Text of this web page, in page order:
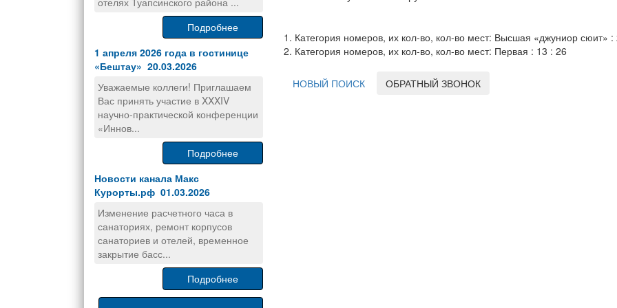
Подробнее
1 апреля 2026 года в гостинице
«Бештау» 20.03.2026
Уважаемые коллеги! Приглашаем
Вас принять участие в XXXIV
научно-практической конференции
«Иннов...
Подробнее
Новости канала Макс
Курорты.рф 01.03.2026
Изменение расчетного часа в
санаториях, ремонт корпусов
санаториев и отелей, временное
закрытие басс...
Подробнее
1. Категория номеров, их кол-во, кол-во мест: Высшая «джуниор сюит» :
2. Категория номеров, их кол-во, кол-во мест: Первая : 13 : 26
НОВЫЙ ПОИСК ОБРАТНЫЙ ЗВОНОК